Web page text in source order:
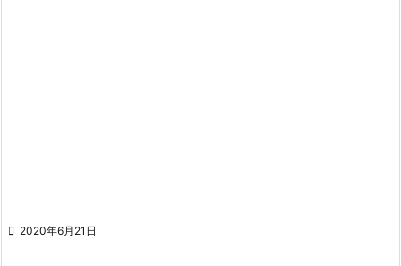
 2020年6月21日